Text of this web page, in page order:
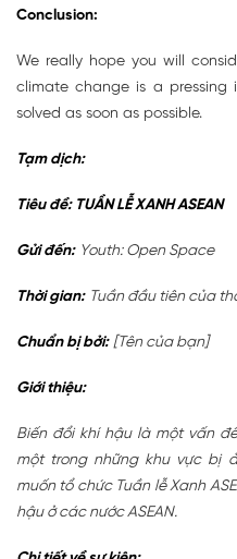
Conclusion:
We really hope you will
climate change is a pressing
solved as soon as possible.
Tạm dịch:
Tiêu đề: TUẦN LỄ XANH ASEAN
Gửi đến: Youth: Open Space
Thời gian: Tuần đầu tiên của
Chuẩn bị bởi: [Tên của bạn]
Giới thiệu:
Biến đổi khí hậu là một vấn
một trong những khu vực bị
muốn tổ chức Tuần lễ Xanh
hậu ở các nước ASEAN.